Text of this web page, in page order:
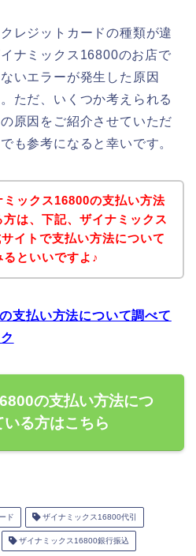
レジットカードの種類が違
ナミックス16800のお店で
いエラーが発生した原因
ただ、いくつか考えられる
原因をご紹介させていただ
も参考になると幸いです。
ミックス16800の支払い方法
方は、下記、ザイナミックス
イトで支払い方法について
といいですよ♪
支払い方法について調べて
の支払い方法につ
いる方はこちら
ド ザイナミックス16800代引
ザイナミックス16800銀行振込